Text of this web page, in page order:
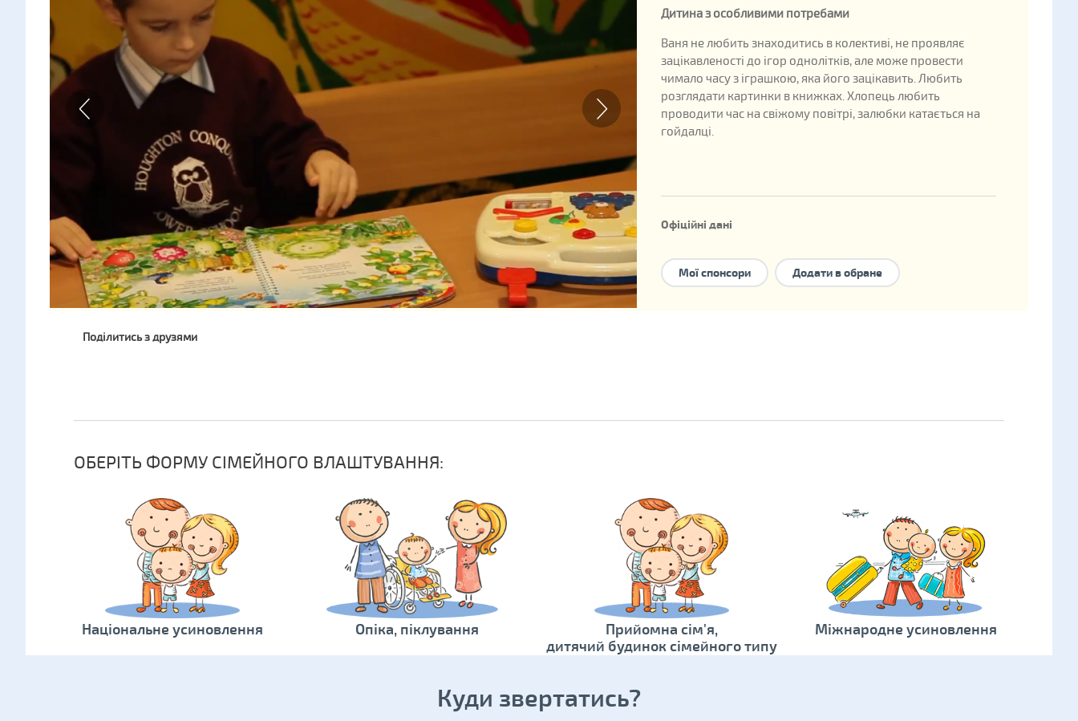
Дитина з особливими потребами
Ваня не любить знаходитись в колективі, не проявляє
зацікавленості до ігор однолітків, але може провести
чимало часу з іграшкою, яка його зацікавить. Любить
розглядати картинки в книжках. Хлопець любить
проводити час на свіжому повітрі, залюбки катається на
гойдалці.
Офіційні дані
Номер дитини в державній базі: 183255
Мої спонсори Додати в обране
Поділитись з друзями
ОБЕРІТЬ ФОРМУ СІМЕЙНОГО ВЛАШТУВАННЯ:
Національне усиновлення Опіка, піклування
Прийомна сім'я,
дитячий будинок сімейного типу
Міжнародне усиновлення
Куди звертатись?